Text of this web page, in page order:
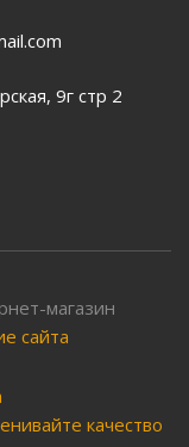
9г стр 2
магазин
сайта